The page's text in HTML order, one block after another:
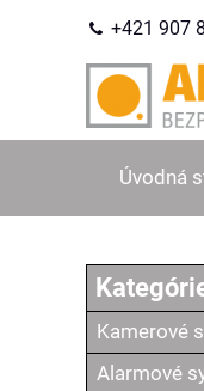
+421 907
Úvodná
Kamerové
Alarmové